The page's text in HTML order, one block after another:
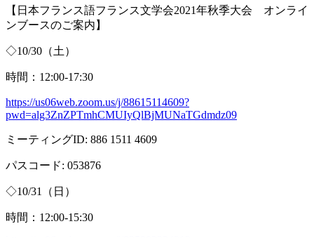
【日本フランス語フランス文学会2021年秋季大会 オンライ
ンブースのご案内】
◇10/30 （土）
時間： 12:00-17:30
https://us06web.zoom.us/j/88615114609?
pwd=alg3ZnZPTmhCMUIyQlBjMUNaTGdmdz09
ミーティングID: 886 1511 4609
パスコード: 053876
◇10/31 （日）
時間： 12:00-15:30